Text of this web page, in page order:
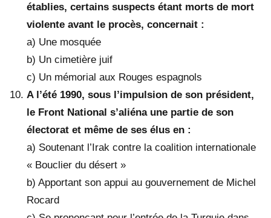
établies, certains suspects étant morts de mort
violente avant le procès, concernait :
a) Une mosquée
b) Un cimetière juif
c) Un mémorial aux Rouges espagnols
A l’été 1990, sous l’impulsion de son président,
le Front National s’aliéna une partie de son
électorat et même de ses élus en :
a) Soutenant l’Irak contre la coalition internationale
« Bouclier du désert »
b) Apportant son appui au gouvernement de Michel
Rocard